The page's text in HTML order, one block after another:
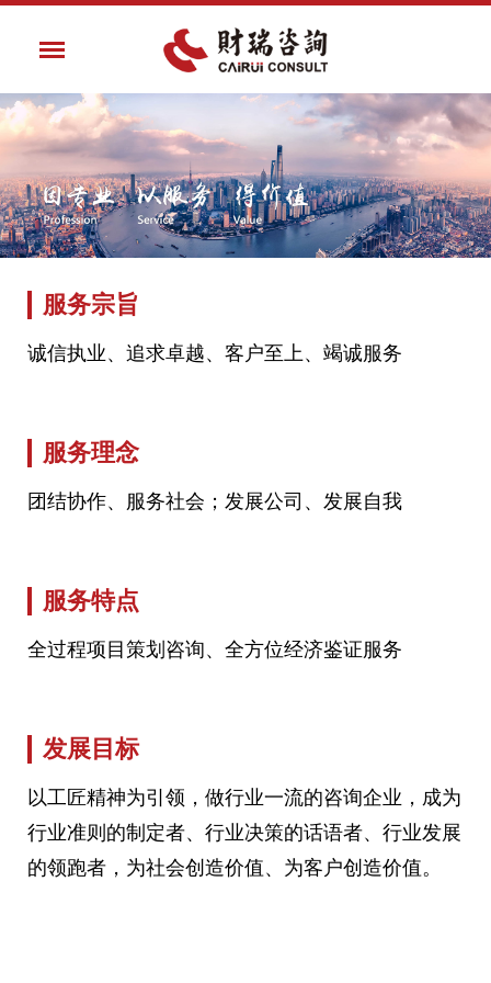
服务宗旨
诚信执业、追求卓越、客户至上、竭诚服务
服务理念
团结协作、服务社会；发展公司、发展自我
服务特点
全过程项目策划咨询、全方位经济鉴证服务
发展目标
以工匠精神为引领，做行业一流的咨询企业，成为
行业准则的制定者、行业决策的话语者、行业发展
的领跑者，为社会创造价值、为客户创造价值。